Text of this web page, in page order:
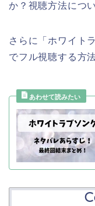
か？視聴方法につ
さらに「ホワイト
でフル視聴する方